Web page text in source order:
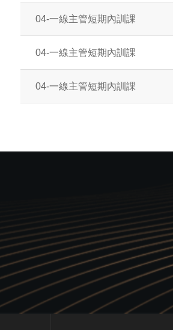
04-一線主管短期內訓課
04-一線主管短期內訓課
04-一線主管短期內訓課